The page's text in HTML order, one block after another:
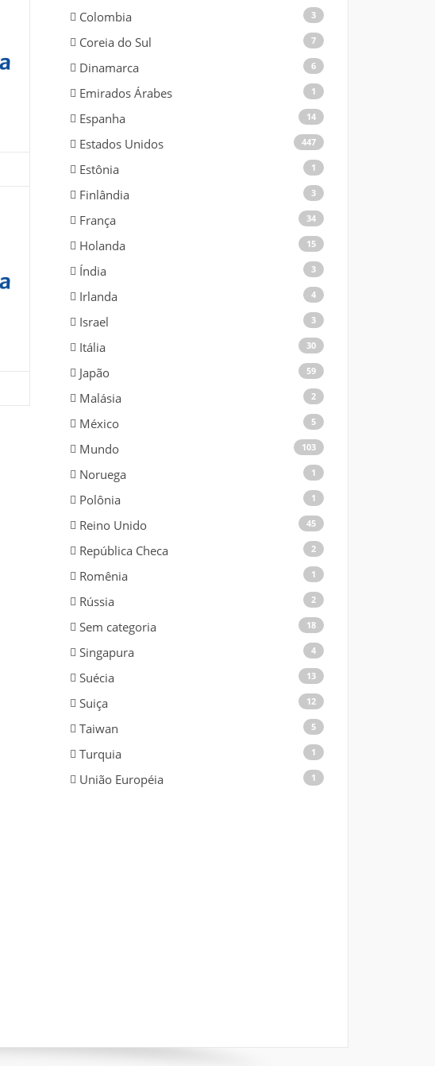
Colombia 3
Coreia do Sul 7
Dinamarca 6
Emirados Árabes 1
Espanha 14
Estados Unidos 447
Estônia 1
Finlândia 3
França 34
Holanda 15
Índia 3
Irlanda 4
Israel 3
Itália 30
Japão 59
Malásia 2
México 5
Mundo 103
Noruega 1
Polônia 1
Reino Unido 45
República Checa 2
Romênia 1
Rússia 2
Sem categoria 18
Singapura 4
Suécia 13
Suiça 12
Taiwan 5
Turquia 1
União Européia 1